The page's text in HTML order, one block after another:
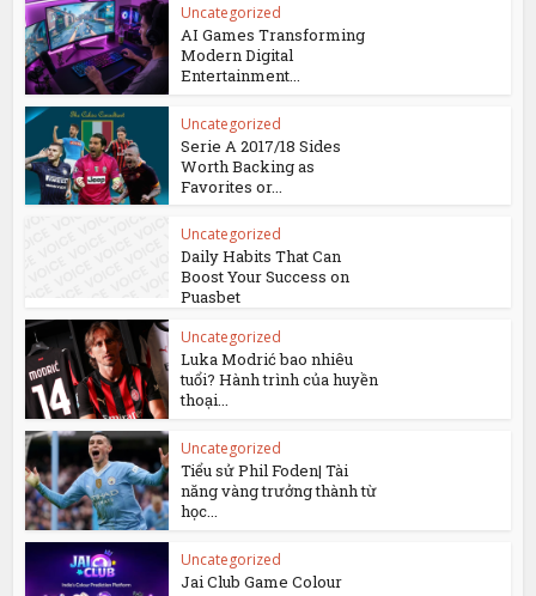
Uncategorized
AI Games Transforming
Modern Digital
Entertainment...
Uncategorized
Serie A 2017/18 Sides
Worth Backing as
Favorites or...
Uncategorized
Daily Habits That Can
Boost Your Success on
Puasbet
Uncategorized
Luka Modrić bao nhiêu
tuổi? Hành trình của huyền
thoại...
Uncategorized
Tiểu sử Phil Foden| Tài
năng vàng trưởng thành từ
học...
Uncategorized
Jai Club Game Colour